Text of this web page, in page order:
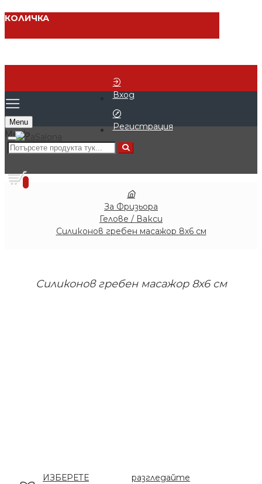
КОЛИЧКА
Вход
Регистрация
Menu
0
За Фризьора
Гелове / Вакси
Силиконов гребен масажор 8х6 см
Силиконов гребен масажор 8х6 см
ИЗБЕРЕТЕ
разгледайте